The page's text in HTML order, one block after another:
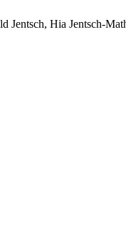
Jentsch, Hia Jentsch-